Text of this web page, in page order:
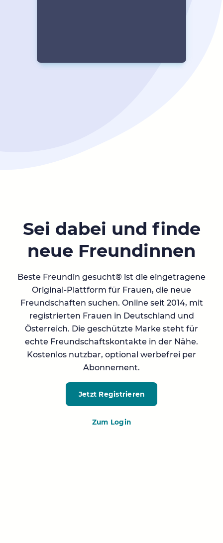
Sei dabei und finde
neue Freundinnen
Beste Freundin gesucht® ist die eingetragene
Original-Plattform für Frauen, die neue
Freundschaften suchen. Online seit 2014, mit
registrierten Frauen in Deutschland und
Österreich. Die geschützte Marke steht für
echte Freundschaftskontakte in der Nähe.
Kostenlos nutzbar, optional werbefrei per
Abonnement.
Jetzt Registrieren
Zum Login